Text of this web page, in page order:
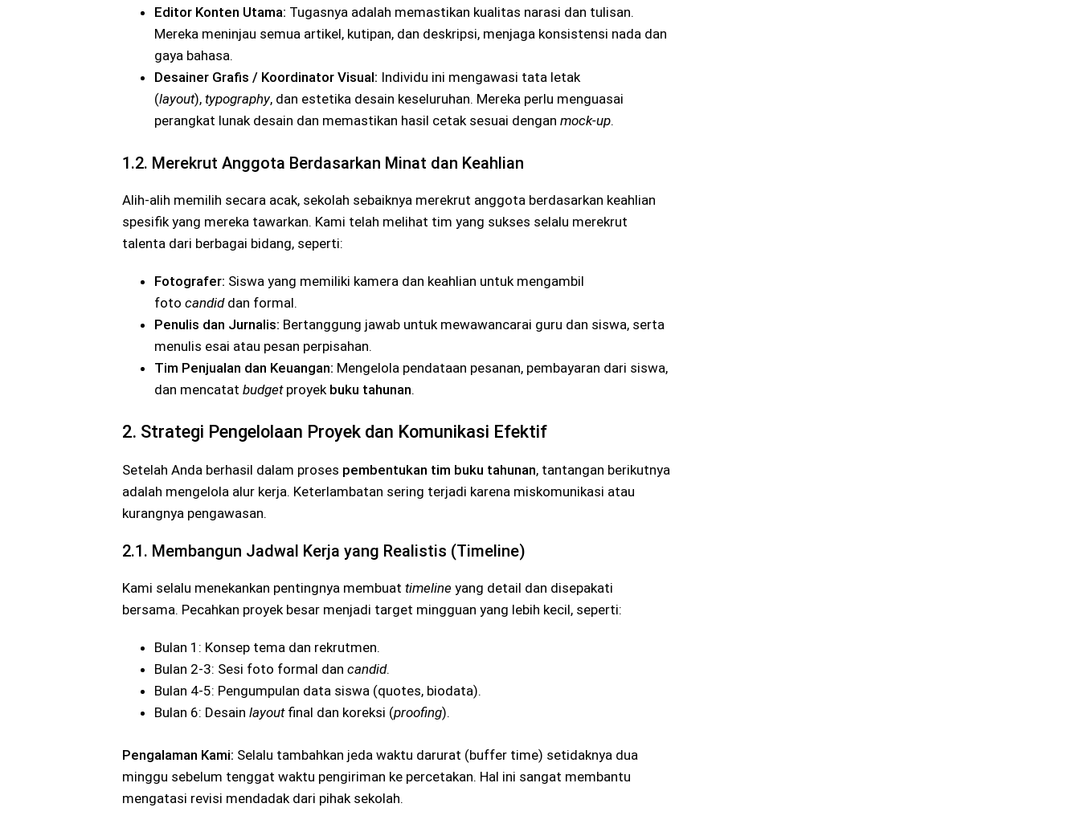
Editor Konten Utama: Tugasnya adalah memastikan kualitas narasi dan tulisan.
Mereka meninjau semua artikel, kutipan, dan deskripsi, menjaga konsistensi nada dan
gaya bahasa.
Desainer Grafis / Koordinator Visual: Individu ini mengawasi tata letak
(layout), typography, dan estetika desain keseluruhan. Mereka perlu menguasai
perangkat lunak desain dan memastikan hasil cetak sesuai dengan mock-up.
1.2. Merekrut Anggota Berdasarkan Minat dan Keahlian
Alih-alih memilih secara acak, sekolah sebaiknya merekrut anggota berdasarkan keahlian
spesifik yang mereka tawarkan. Kami telah melihat tim yang sukses selalu merekrut
talenta dari berbagai bidang, seperti:
Fotografer: Siswa yang memiliki kamera dan keahlian untuk mengambil
foto candiddan formal.
Penulis dan Jurnalis: Bertanggung jawab untuk mewawancarai guru dan siswa, serta
menulis esai atau pesan perpisahan.
Tim Penjualan dan Keuangan: Mengelola pendataan pesanan, pembayaran dari siswa,
dan mencatat budgetproyek buku tahunan.
2. Strategi Pengelolaan Proyek dan Komunikasi Efektif
Setelah Anda berhasil dalam proses pembentukan tim buku tahunan, tantangan berikutnya
adalah mengelola alur kerja. Keterlambatan sering terjadi karena miskomunikasi atau
kurangnya pengawasan.
2.1. Membangun Jadwal Kerja yang Realistis (Timeline)
Kami selalu menekankan pentingnya membuat timeline yang detail dan disepakati
bersama. Pecahkan proyek besar menjadi target mingguan yang lebih kecil, seperti:
Bulan 1: Konsep tema dan rekrutmen.
Bulan 2-3: Sesi foto formal dan candid.
Bulan 4-5: Pengumpulan data siswa (quotes, biodata).
Bulan 6: Desain layoutfinal dan koreksi (proofing).
Pengalaman Kami: Selalu tambahkan jeda waktu darurat (buffer time) setidaknya dua
minggu sebelum tenggat waktu pengiriman ke percetakan. Hal ini sangat membantu
mengatasi revisi mendadak dari pihak sekolah.